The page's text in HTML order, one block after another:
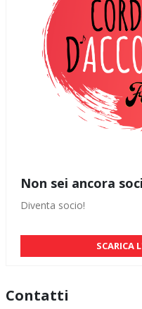
Non sei ancora
Diventa socio!
SCARICA
Contatti